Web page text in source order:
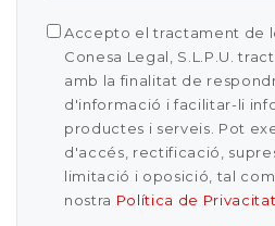
Accepto el tractament de
Conesa Legal, S.L.P.U.
amb la finalitat de
d'informació i facilitar-li
productes i serveis. Pot
d'accés, rectificació,
limitació i oposició, tal
nostra Política de Privacitat